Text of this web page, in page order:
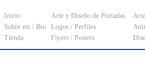
Inicio Arte y Diseño de Portadas
Sobre mi / Bio
Logos / Perfiles
Tienda
Flyers / Posters